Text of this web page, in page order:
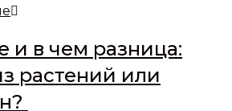
Индол-3-
оружие
против
старения
и в чем разница:
растений или